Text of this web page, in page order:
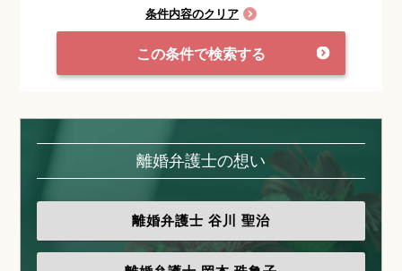
条件内容のクリア
この条件で検索する
離婚弁護士の想い
離婚弁護士 谷川 聖治